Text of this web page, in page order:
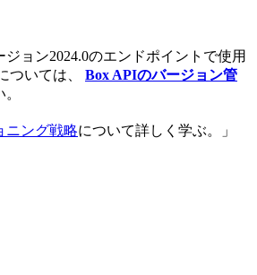
ョン2024.0のエンドポイントで使用
ついては、 Box APIのバージョン管
ニング戦略について詳しく学ぶ。」